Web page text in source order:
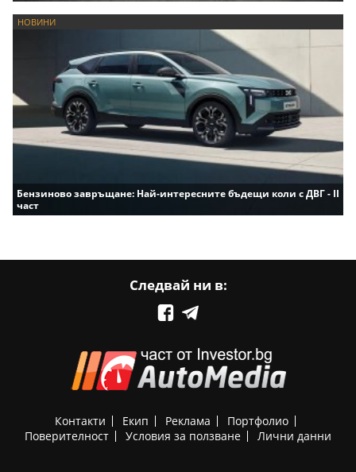
НОВИНИ
Бензиново завръщане: Най-интересните бъдещи коли с ДВГ - II
част
Следвай ни в:
Контакти Екип Реклама
Портфолио
Поверителност
Условия за ползване Лични данни